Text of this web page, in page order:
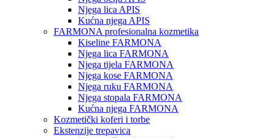
Njega lica APIS
Kućna njega APIS
FARMONA profesionalna kozmetika
Kiseline FARMONA
Njega lica FARMONA
Njega tijela FARMONA
Njega kose FARMONA
Njega ruku FARMONA
Njega stopala FARMONA
Kućna njega FARMONA
Kozmetički koferi i torbe
Ekstenzije trepavica